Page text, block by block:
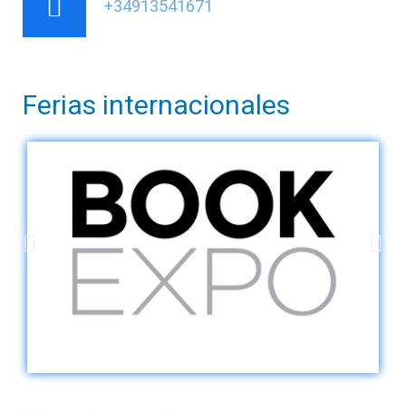
+34913541671
Ferias internacionales